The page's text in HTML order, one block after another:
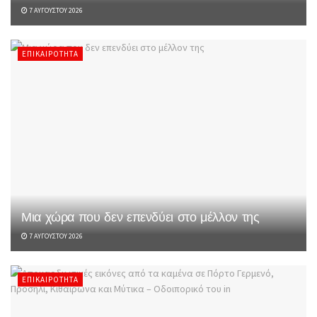
7 ΑΥΓΟΎΣΤΟΥ 2026
ΕΠΙΚΑΙΡΌΤΗΤΑ
Μια χώρα που δεν επενδύει στο μέλλον της
7 ΑΥΓΟΎΣΤΟΥ 2026
ΕΠΙΚΑΙΡΌΤΗΤΑ